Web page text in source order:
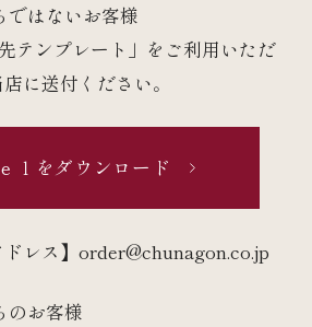
はないお客様
テンプレート」をご利用いただ
に送付ください。
ｌをダウンロード
レス】 order@chunagon.co.jp
お客様